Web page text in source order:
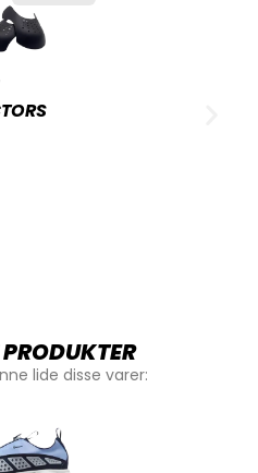
lide disse varer: